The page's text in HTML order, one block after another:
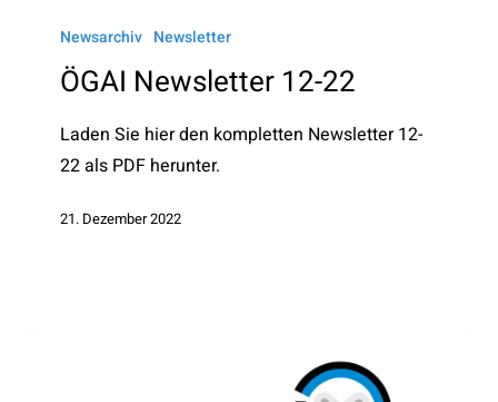
Newsletter
Newsarchiv Newsletter
ÖGAI Newsletter 12-22
Laden Sie hier den kompletten Newsletter 12-
22 als PDF herunter.
21. Dezember 2022